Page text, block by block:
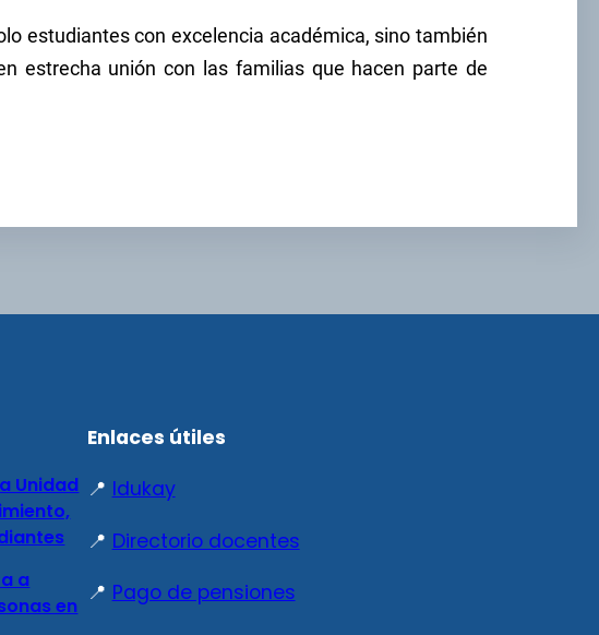
estudiantes con excelencia académica, sino también
estrecha unión con las familias que hacen parte de
Unidad
a
en
Enlaces útiles
📍 Idukay
📍 Directorio docentes
📍 Pago de pensiones